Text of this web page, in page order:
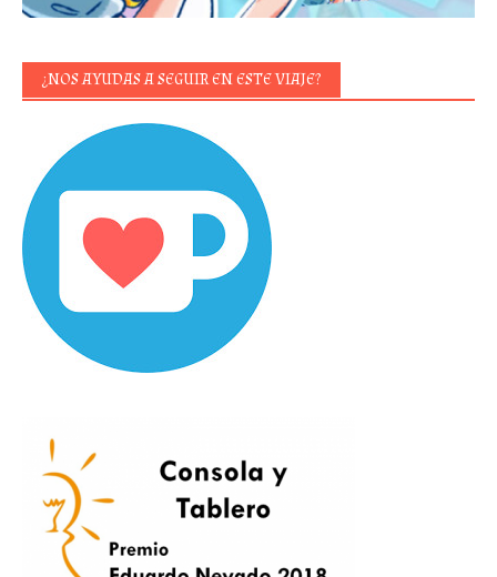
¿NOS AYUDAS A SEGUIR EN ESTE VIAJE?